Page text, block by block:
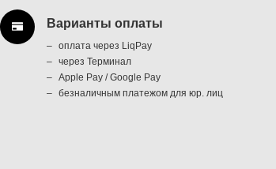
Варианты оплаты
оплата через LiqPay
через Терминал
Apple Pay / Google Pay
безналичным платежом для юр. лиц